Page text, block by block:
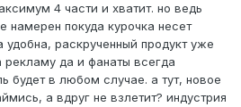
4 части и хватит. но ведь
намерен покуда курочка несет
раскрученный продукт уже
рекламу да и фанаты всегда
будет в любом случае. а тут, новое
а вдруг не взлетит? индустрия